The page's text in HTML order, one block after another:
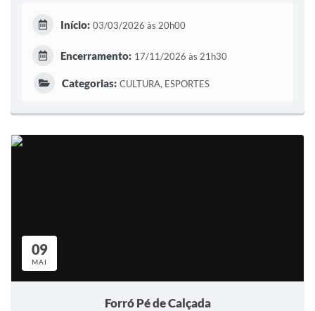
Início: 03/03/2026 às 20h00
Encerramento: 17/11/2026 às 21h30
Categorias: CULTURA, ESPORTES
09
MAI
Forró Pé de Calçada